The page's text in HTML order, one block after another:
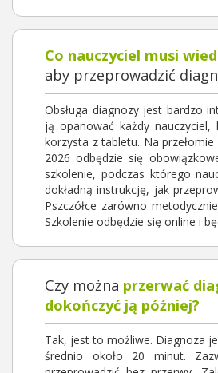
Co nauczyciel musi
aby przeprowadzić
Obsługa diagnozy jest bardzo
ją opanować każdy
korzysta z tabletu. Na
2026 odbędzie się
szkolenie, podczas którego
dokładną instrukcję, jak
Pszczółce zarówno
Szkolenie odbędzie się online i
Czy można przerwać
dokończyć ją później?
Tak, jest to możliwe. Diagnoza
średnio około 20 minut.